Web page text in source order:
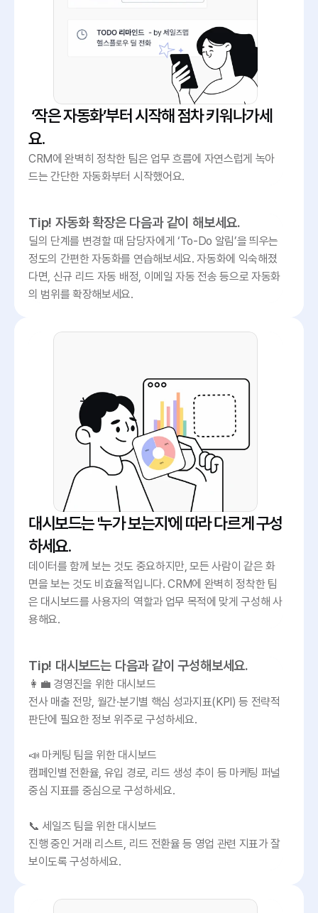
요.
CRM에 완벽히 정착한 팀은 업무 흐름에 자연스럽게 녹아
드는 간단한 자동화부터 시작했어요.
Tip! 자동화 확장은 다음과 같이 해보세요.
딜의 단계를 변경할 때 담당자에게 ‘To-Do 알림’을 띄우는
정도의 간편한 자동화를 연습해보세요. 자동화에 익숙해졌
다면, 신규 리드 자동 배정, 이메일 자동 전송 등으로 자동화
의 범위를 확장해보세요.
대시보드는 '누가 보는지'에 따라 다르게 구성
하세요.
데이터를 함께 보는 것도 중요하지만, 모든 사람이 같은 화
면을 보는 것도 비효율적입니다. CRM에 완벽히 정착한 팀
은 대시보드를 사용자의 역할과 업무 목적에 맞게 구성해 사
용해요.
Tip! 대시보드는 다음과 같이 구성해보세요.
👩‍💼 경영진을 위한 대시보드
전사 매출 전망, 월간·분기별 핵심 성과지표(KPI) 등 전략적
판단에 필요한 정보 위주로 구성하세요.
📣 마케팅 팀을 위한 대시보드
캠페인별 전환율, 유입 경로, 리드 생성 추이 등 마케팅 퍼널
중심 지표를 중심으로 구성하세요.
📞 세일즈 팀을 위한 대시보드
진행 중인 거래 리스트, 리드 전환율 등 영업 관련 지표가 잘
보이도록 구성하세요.